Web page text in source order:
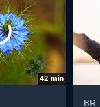
42 min
BR